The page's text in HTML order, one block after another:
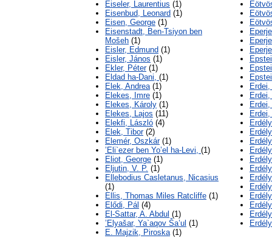
Eiseler, Laurentius (1)
Eisenbud, Leonard (1)
Eisen, George (1)
Eisenstadt, Ben-Tsiyon ben
Mošeh (1)
Eisler, Edmund (1)
Eisler, János (1)
Ekler, Péter(1)
Eldad ha-Dani, (1)
Elek, Andrea(1)
Elekes, Imre (1)
Elekes, Károly (1)
Elekes, Lajos (11)
Elekfi, László (4)
Elek, Tibor(2)
Elemér, Oszkár(1)
’Eli`ezer ben Yo’el ha-Levi, (1)
Eliot, George (1)
Eljutin, V. P. (1)
Ellebodius Casletanus, Nicasius
(1)
Ellis, Thomas Miles Ratcliffe (1)
Elődi, Pál (4)
El-Sattar, A. Abdul (1)
’Elyašar, Ya`aqov Ša’ul (1)
E. Majzik, Piroska(1)